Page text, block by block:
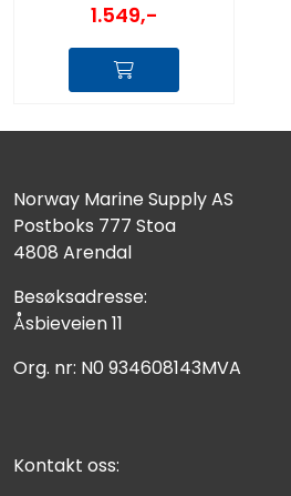
1.549,-
Norway Marine Supply AS
Postboks 777 Stoa
4808 Arendal
Besøksadresse:
Åsbieveien 11
Org. nr: N0 934608143MVA
Kontakt oss: